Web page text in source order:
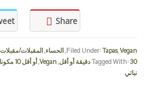
Share
Filed Under:Tapas, Vegan
,الحساء,المقبلات/
Tagged With:30 دقيقة أو أقل ,
Vegan
,أو أقل 10 مكونات
نباتي